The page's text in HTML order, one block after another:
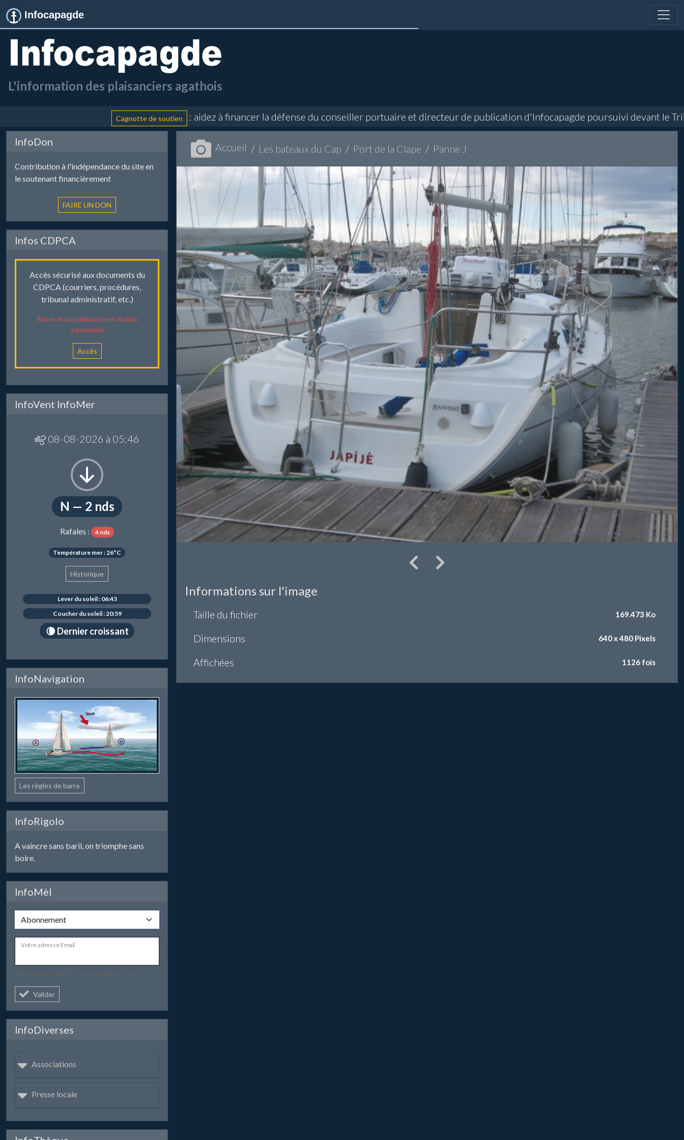
Infocapagde
L'information des plaisanciers agathois
Cagnotte de soutien : aidez à financer la défense du conseiller portuaire et directeur de publication d'Infocapagde poursuivi devant le
InfoDon
Contribution à l'indépendance du site en
le soutenant financièrement
Infos CDPCA
Accès sécurisé aux documents du
CDPCA (courriers, procédures,
tribunal administratif, etc.)
Réservé aux plaisanciers via lien
personnel
Accès
InfoVent InfoMer
08-08-2026 à 05:46
N — 2 nds
Rafales : 4 nds
Température mer : 26°C
Historique
Lever du soleil : 06:43
Coucher du soleil : 20:59
🌘 Dernier croissant
InfoNavigation
Les règles de barre
InfoRigolo
A vaincre sans baril, on triomphe sans
boire.
InfoMèl
Votre adresse Email
Valider
InfoDiverses
Associations
Presse locale
Accueil Les bateaux du Cap Port de la Clape Panne J
Informations sur l'image
Taille du fichier 169.473 Ko
Dimensions 640 x 480 Pixels
Affichées 1126 fois